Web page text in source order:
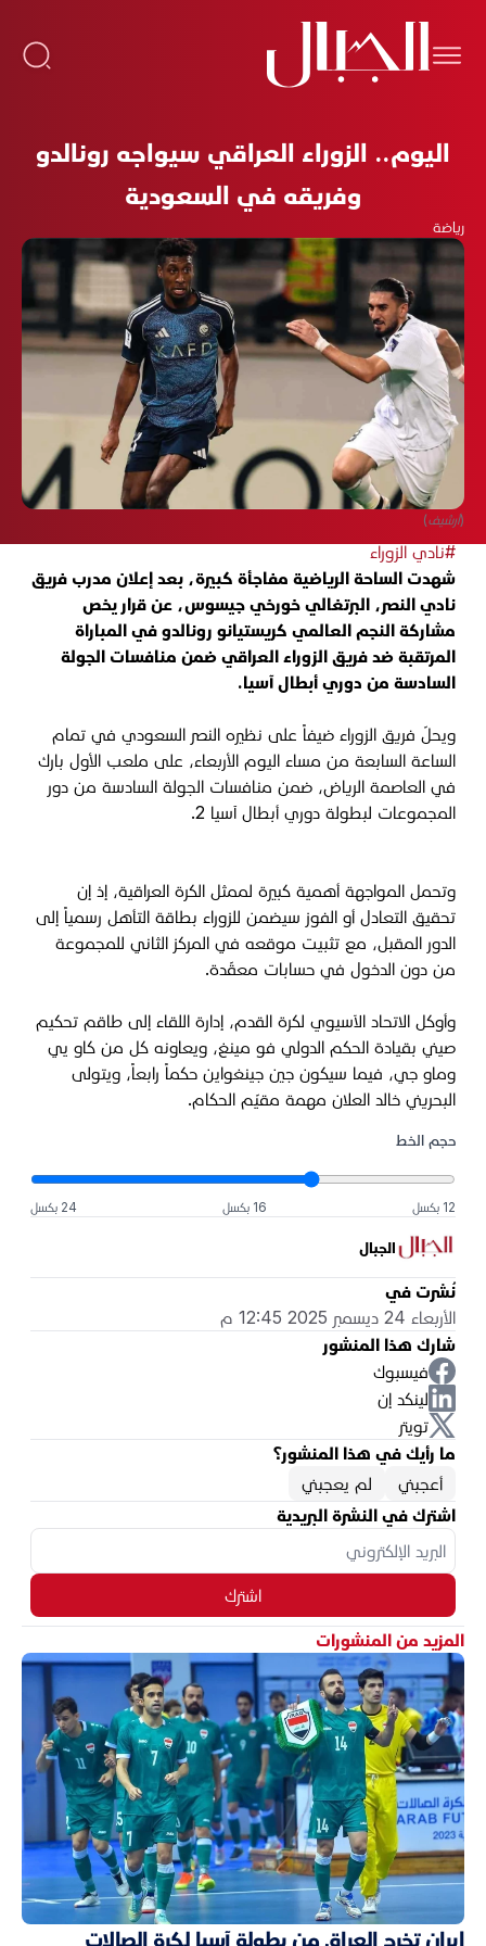
اليوم.. الزوراء العراقي سيواجه رونالدو
وفريقه في السعودية
رياضة
(أرشيف)
#نادي الزوراء
شهدت الساحة الرياضية مفاجأة كبيرة، بعد إعلان مدرب فريق
نادي النصر، البرتغالي خورخي جيسوس، عن قرار يخص
مشاركة النجم العالمي كريستيانو رونالدو في المباراة
المرتقبة ضد فريق الزوراء العراقي ضمن منافسات الجولة
السادسة من دوري أبطال آسيا.
ويحلّ فريق الزوراء ضيفاً على نظيره النصر السعودي في تمام
الساعة السابعة من مساء اليوم الأربعاء، على ملعب الأول بارك
في العاصمة الرياض، ضمن منافسات الجولة السادسة من دور
المجموعات لبطولة دوري أبطال آسيا 2.
وتحمل المواجهة أهمية كبيرة لممثل الكرة العراقية، إذ إن
تحقيق التعادل أو الفوز سيضمن للزوراء بطاقة التأهل رسمياً إلى
الدور المقبل، مع تثبيت موقعه في المركز الثاني للمجموعة
من دون الدخول في حسابات معقّدة.
وأوكل الاتحاد الآسيوي لكرة القدم، إدارة اللقاء إلى طاقم تحكيم
صيني بقيادة الحكم الدولي فو مينغ، ويعاونه كل من كاو يي
وماو جي، فيما سيكون جين جينغواين حكماً رابعاً، ويتولى
البحريني خالد العلان مهمة مقيّم الحكام.
حجم الخط
12 بكسل 16 بكسل 24 بكسل
الجبال
نُشرت في
الأربعاء 24 ديسمبر 2025 12:45 م
شارك هذا المنشور
فيسبوك
لينكد إن
تويتر
ما رأيك في هذا المنشور؟
أعجبني
لم يعجبني
اشترك في النشرة البريدية
اشترك
المزيد من المنشورات
إيران تخرج العراق من بطولة آسيا لكرة الصالات